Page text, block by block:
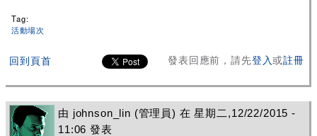
Tag:
活動場次
回到頁首 發表回應前，請先登入或註冊
由 johnson_lin (管理員) 在 星期二,12/22/2015 -
11:06 發表